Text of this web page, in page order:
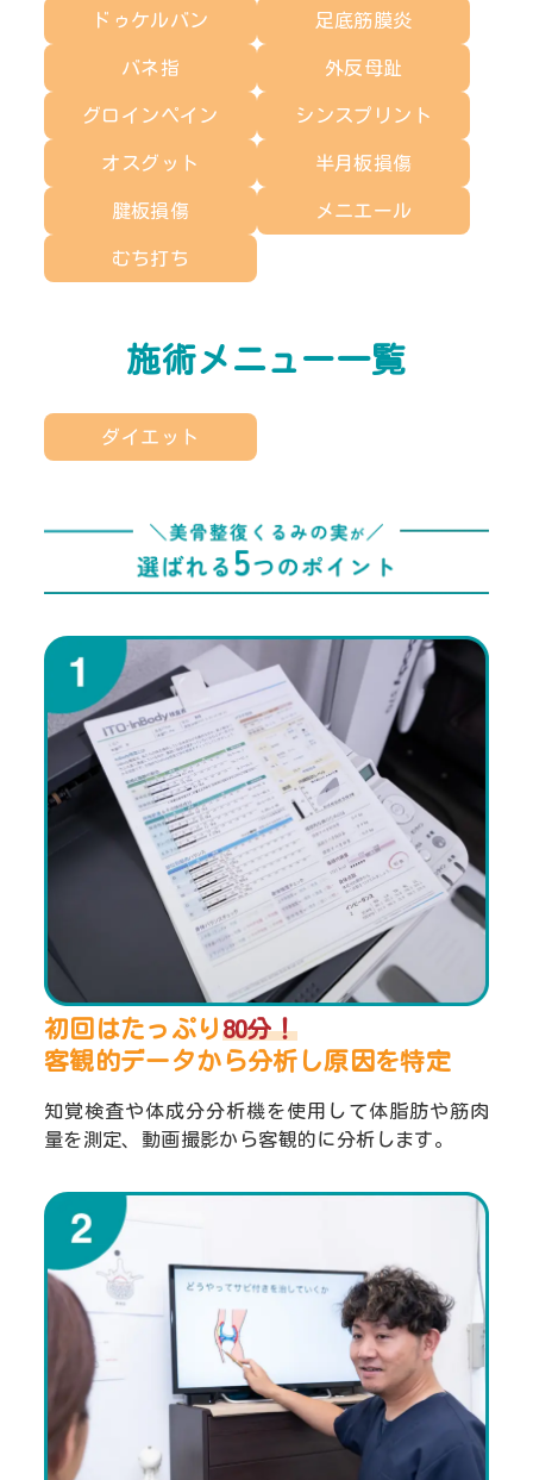
ドゥケルバン 足底筋膜炎
バネ指 外反母趾
グロインペイン シンスプリント
オスグット 半月板損傷
腱板損傷 メニエール
むち打ち
施術メニュー一覧
ダイエット
初回はたっぷり 80分！
客観的データから分析し原因を特定
知覚検査や体成分分析機を使用して体脂肪や筋肉
量を測定、動画撮影から客観的に分析します。